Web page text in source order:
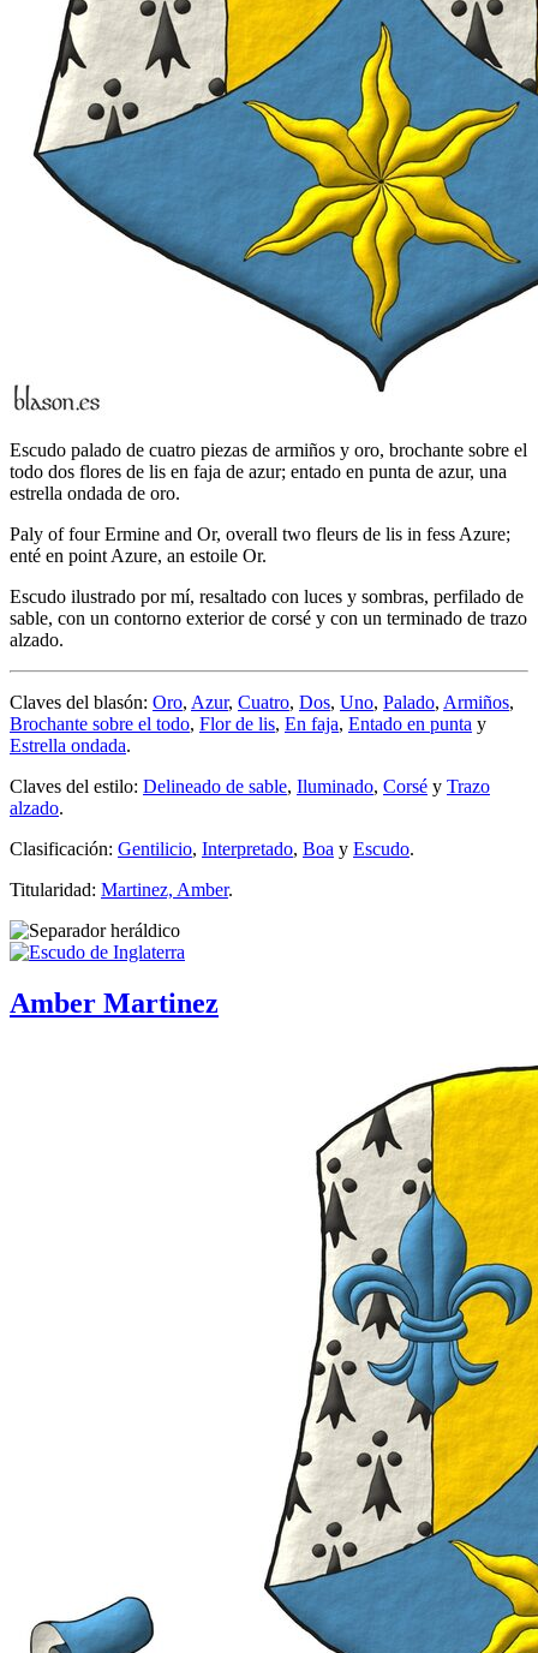
Escudo palado de cuatro piezas de armiños y oro, brochante sobre el
todo dos flores de lis en faja de azur; entado en punta de azur, una
estrella ondada de oro.
Paly of four Ermine and Or, overall two fleurs de lis in fess Azure;
enté en point Azure, an estoile Or.
Escudo ilustrado por mí, resaltado con luces y sombras, perfilado de
sable, con un contorno exterior de corsé y con un terminado de trazo
alzado.
Claves del blasón: Oro, Azur, Cuatro, Dos, Uno, Palado, Armiños,
Brochante sobre el todo, Flor de lis, En faja, Entado en punta y
Estrella ondada.
Claves del estilo: Delineado de sable, Iluminado, Corsé y Trazo
alzado.
Clasificación: Gentilicio, Interpretado, Boa y Escudo.
Titularidad: Martinez, Amber.
Amber Martinez